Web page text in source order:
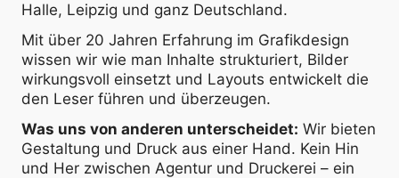
Halle, Leipzig und ganz Deutschland.
Mit über 20 Jahren Erfahrung im Grafikdesign
wissen wir wie man Inhalte strukturiert, Bilder
wirkungsvoll einsetzt und Layouts entwickelt die
den Leser führen und überzeugen.
Was uns von anderen unterscheidet: Wir bieten
Gestaltung und Druck aus einer Hand. Kein Hin
und Her zwischen Agentur und Druckerei – ein